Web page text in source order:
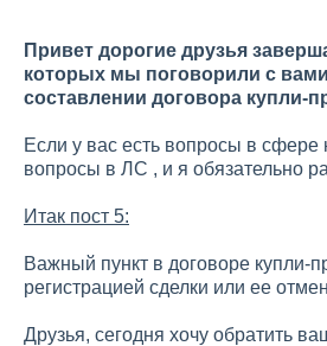
Привет дорогие друзья
которых мы поговорили с
составлении договора купли-
Если у вас есть вопросы в
вопросы в ЛС , и я обязательно
Итак пост 5:
Важный пункт в договоре купли-
регистрацией сделки или ее
Друзья, сегодня хочу обратить